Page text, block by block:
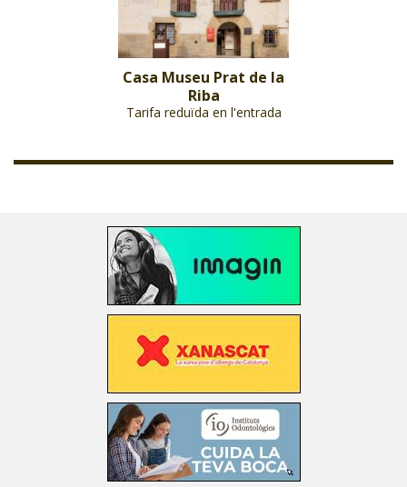
Casa Museu Prat de la
Riba
Tarifa reduïda en l'entrada